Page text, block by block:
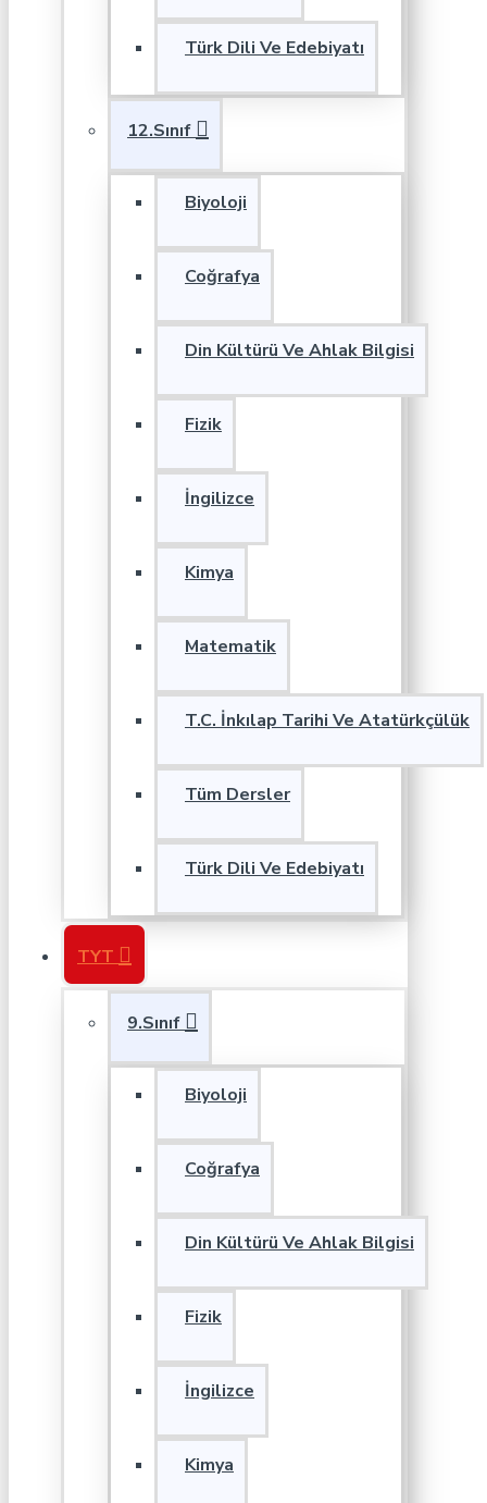
Türk Dili Ve Edebiyatı
12.Sınıf
Biyoloji
Coğrafya
Din Kültürü Ve Ahlak Bilgisi
Fizik
İngilizce
Kimya
Matematik
T.C. İnkılap Tarihi Ve Atatürkçülük
Tüm Dersler
Türk Dili Ve Edebiyatı
TYT
9.Sınıf
Biyoloji
Coğrafya
Din Kültürü Ve Ahlak Bilgisi
Fizik
İngilizce
Kimya